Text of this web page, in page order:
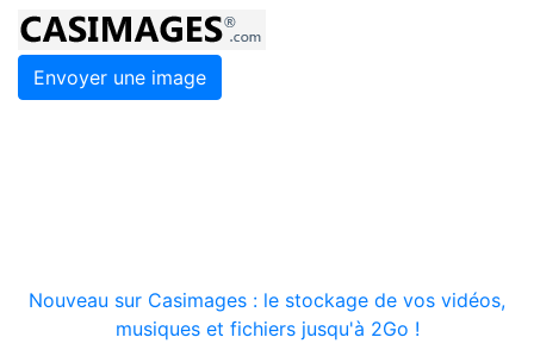
Envoyer une image
Nouveau sur Casimages : le stockage de vos vidéos,
musiques et fichiers jusqu'à 2Go !